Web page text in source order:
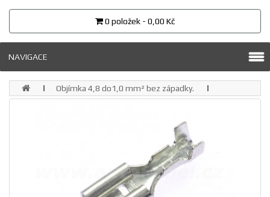
0 položek - 0,00 Kč
NAVIGACE
Objímka 4,8 do1,0 mm² bez západky.